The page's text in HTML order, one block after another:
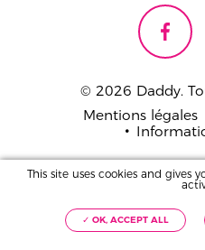
© 2026 Daddy.
Mentions légales
Pour
mangez 5 fruits
This site uses cookies and gives
✓ OK, ACCEPT ALL